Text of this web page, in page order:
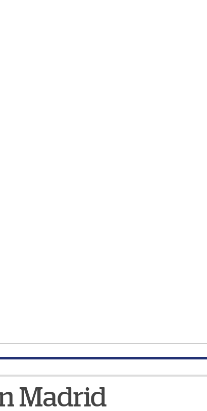
Madrid